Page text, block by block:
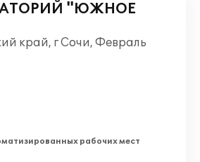
"ЮЖНОЕ
край, г Сочи, Февраль
рабочих мест